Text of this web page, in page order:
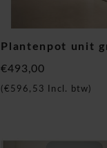
Plantenpot unit
€493,00
(€596,53 Incl. btw)